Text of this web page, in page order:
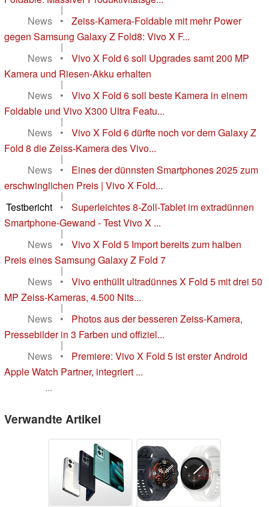
|
News
•
Zeiss-Kamera-Foldable mit mehr Power
gegen Samsung Galaxy Z Fold8: Vivo X F...
|
News
•
Vivo X Fold 6 soll Upgrades samt 200 MP
Kamera und Riesen-Akku erhalten
|
News
•
Vivo X Fold 6 soll beste Kamera in einem
Foldable und Vivo X300 Ultra Featu...
|
News
•
Vivo X Fold 6 dürfte noch vor dem Galaxy Z
Fold 8 die Zeiss-Kamera des Vivo...
|
News
•
Eines der dünnsten Smartphones 2025 zum
erschwinglichen Preis | Vivo X Fold...
|
Testbericht
•
Superleichtes 8-Zoll-Tablet im extradünnen
Smartphone-Gewand - Test Vivo X ...
|
News
•
Vivo X Fold 5 Import bereits zum halben
Preis eines Samsung Galaxy Z Fold 7
|
News
•
Vivo enthüllt ultradünnes X Fold 5 mit drei 50
MP Zeiss-Kameras, 4.500 Nits...
|
News
•
Photos aus der besseren Zeiss-Kamera,
Pressebilder in 3 Farben und offiziel...
|
News
•
Premiere: Vivo X Fold 5 ist erster Android
Apple Watch Partner, integriert ...
...
Verwandte Artikel